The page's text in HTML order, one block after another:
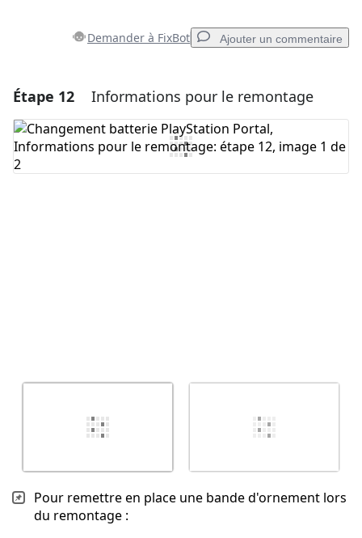
Demander à FixBot Ajouter un commentaire
Ajouter un commentaire
Ajouter un commentaire
Étape 12 Informations pour le remontage
Pour remettre en place une bande d'ornement lors
du remontage :